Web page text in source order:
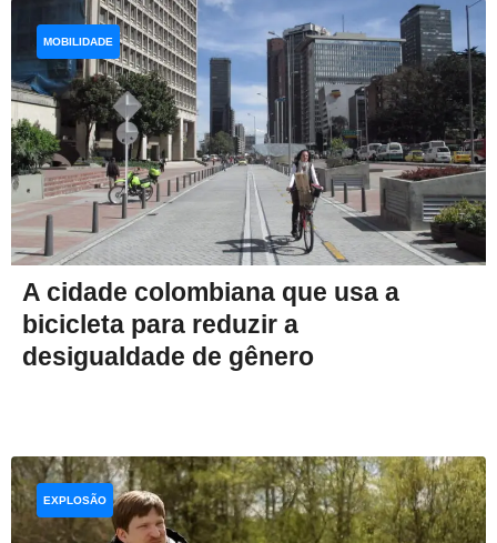
A cidade colombiana que usa a
bicicleta para reduzir a
desigualdade de gênero
MOBILIDADE
EXPLOSÃO